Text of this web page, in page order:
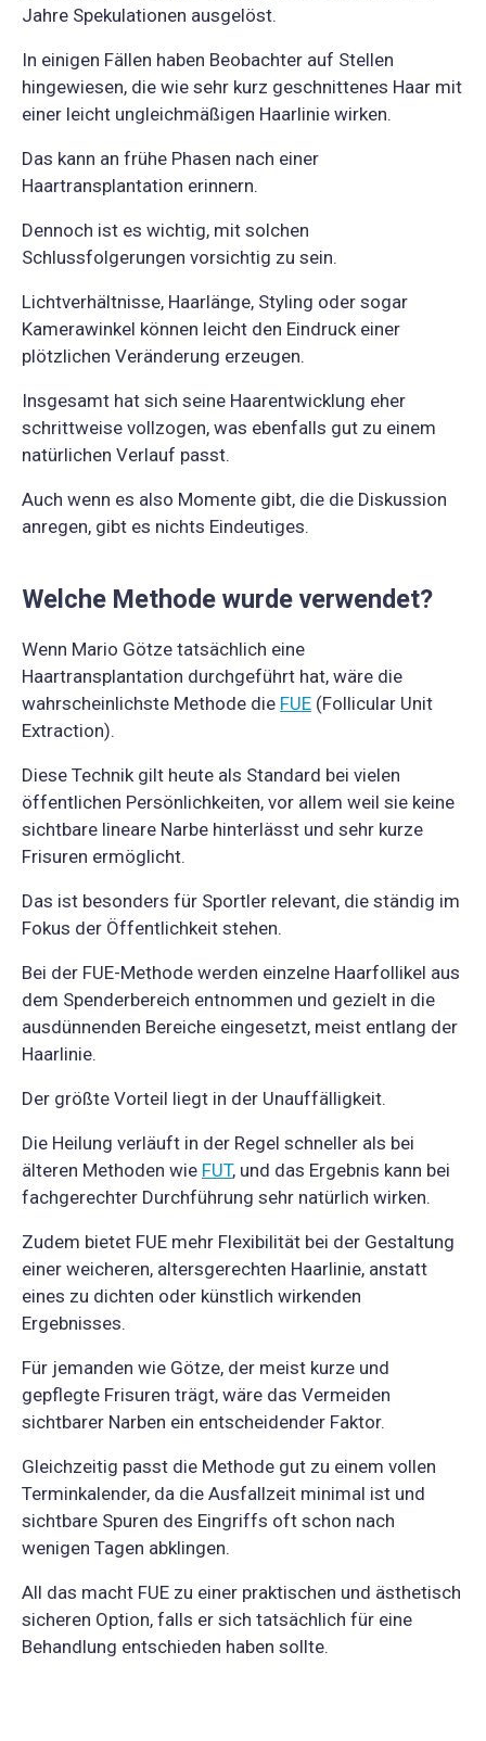
Jahre Spekulationen ausgelöst.
In einigen Fällen haben Beobachter auf Stellen
hingewiesen, die wie sehr kurz geschnittenes Haar mit
einer leicht ungleichmäßigen Haarlinie wirken.
Das kann an frühe Phasen nach einer
Haartransplantation erinnern.
Dennoch ist es wichtig, mit solchen
Schlussfolgerungen vorsichtig zu sein.
Lichtverhältnisse, Haarlänge, Styling oder sogar
Kamerawinkel können leicht den Eindruck einer
plötzlichen Veränderung erzeugen.
Insgesamt hat sich seine Haarentwicklung eher
schrittweise vollzogen, was ebenfalls gut zu einem
natürlichen Verlauf passt.
Auch wenn es also Momente gibt, die die Diskussion
anregen, gibt es nichts Eindeutiges.
Welche Methode wurde verwendet?
Wenn Mario Götze tatsächlich eine
Haartransplantation durchgeführt hat, wäre die
wahrscheinlichste Methode die FUE (Follicular Unit
Extraction).
Diese Technik gilt heute als Standard bei vielen
öffentlichen Persönlichkeiten, vor allem weil sie keine
sichtbare lineare Narbe hinterlässt und sehr kurze
Frisuren ermöglicht.
Das ist besonders für Sportler relevant, die ständig im
Fokus der Öffentlichkeit stehen.
Bei der FUE-Methode werden einzelne Haarfollikel aus
dem Spenderbereich entnommen und gezielt in die
ausdünnenden Bereiche eingesetzt, meist entlang der
Haarlinie.
Der größte Vorteil liegt in der Unauffälligkeit.
Die Heilung verläuft in der Regel schneller als bei
älteren Methoden wie FUT, und das Ergebnis kann bei
fachgerechter Durchführung sehr natürlich wirken.
Zudem bietet FUE mehr Flexibilität bei der Gestaltung
einer weicheren, altersgerechten Haarlinie, anstatt
eines zu dichten oder künstlich wirkenden
Ergebnisses.
Für jemanden wie Götze, der meist kurze und
gepflegte Frisuren trägt, wäre das Vermeiden
sichtbarer Narben ein entscheidender Faktor.
Gleichzeitig passt die Methode gut zu einem vollen
Terminkalender, da die Ausfallzeit minimal ist und
sichtbare Spuren des Eingriffs oft schon nach
wenigen Tagen abklingen.
All das macht FUE zu einer praktischen und ästhetisch
sicheren Option, falls er sich tatsächlich für eine
Behandlung entschieden haben sollte.